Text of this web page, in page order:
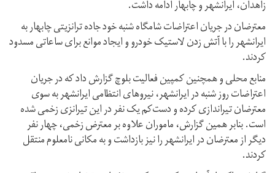
زاهدان، ایرانشهر و چابهار ادامه داشت.
معترضان در جریان اعتراضات شامگاه شنبه خود جاده ترانزیتی چابهار به
ایرانشهر را با آتش زدن لاستیک خودرو و ایجاد موانع برای ساعاتی مسدود
کردند.
منابع محلی و همچنین کمپین فعالیت بلوچ گزارش داد که در جریان
اعتراضات روز شنبه در ایرانشهر، نیروهای انتظامی ایرانشهر به سوی
معترضان تیراندازی کرده و دست‌کم یک نفر در این تیرانزی زخمی شده
است. بنابر همین گزارش، ماموران علاوه بر معترض زخمی، چهار نفر
دیگر از معترضان در ایرانشهر را نیز بازداشت و به مکانی نامعلوم منتقل
کردند.